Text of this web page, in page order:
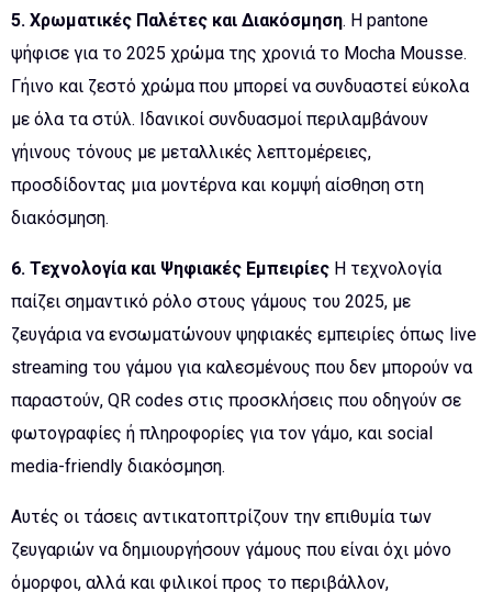
5. Χρωματικές Παλέτες και Διακόσμηση. Η pantone
ψήφισε για το 2025 χρώμα της χρονιά το Mocha Mousse.
Γήινο και ζεστό χρώμα που μπορεί να συνδυαστεί εύκολα
με όλα τα στύλ. Ιδανικοί συνδυασμοί περιλαμβάνουν
γήινους τόνους με μεταλλικές λεπτομέρειες,
προσδίδοντας μια μοντέρνα και κομψή αίσθηση στη
διακόσμηση.
6. Τεχνολογία και Ψηφιακές Εμπειρίες Η τεχνολογία
παίζει σημαντικό ρόλο στους γάμους του 2025, με
ζευγάρια να ενσωματώνουν ψηφιακές εμπειρίες όπως live
streaming του γάμου για καλεσμένους που δεν μπορούν να
παραστούν, QR codes στις προσκλήσεις που οδηγούν σε
φωτογραφίες ή πληροφορίες για τον γάμο, και social
media-friendly διακόσμηση.
Αυτές οι τάσεις αντικατοπτρίζουν την επιθυμία των
ζευγαριών να δημιουργήσουν γάμους που είναι όχι μόνο
όμορφοι, αλλά και φιλικοί προς το περιβάλλον,